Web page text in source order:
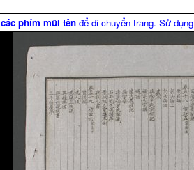
các phím mũi tên để di chuyển trang. Sử dụng